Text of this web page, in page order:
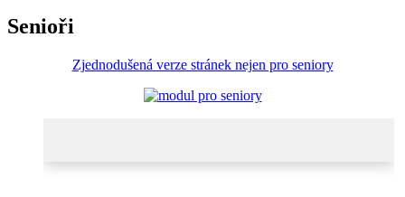
Senioři
Zjednodušená verze stránek nejen pro seniory